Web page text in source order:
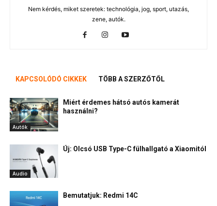
Nem kérdés, miket szeretek: technológia, jog, sport, utazás,
zene, autók.
KAPCSOLÓDÓ CIKKEK TÖBB A SZERZŐTŐL
Autók
Miért érdemes hátsó autós kamerát
használni?
Audio
Új: Olcsó USB Type-C fülhallgató a Xiaomitól
Bemutatjuk: Redmi 14C